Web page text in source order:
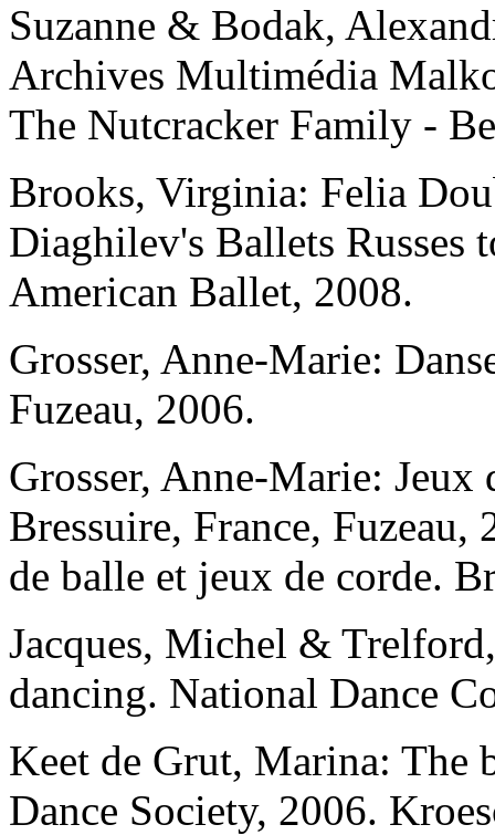
Suzanne & Bodak,
Archives Multimédia
The Nutcracker Family -
Brooks, Virginia: Felia
Diaghilev's Ballets Russes
American Ballet, 2008.
Grosser, Anne-Marie:
Fuzeau, 2006.
Grosser, Anne-Marie: Jeux
Bressuire, France,
de balle et jeux de corde.
Jacques, Michel &
dancing. National Dance
Keet de Grut, Marina: The
Dance Society, 2006.